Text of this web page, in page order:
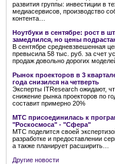
развития группы: инвестиции в
медиасервисов, производство
контента…
Ноутбуки в сентябре: рост в
замедлился, но цены
В сентябре средневзвешенная
превысила 58 тыс. руб. за счет
продаж довольно дорогих
Рынок проекторов в 3
года снизился на четверть
Эксперты ITResearch ожидают,
снижение рынка проекторов по
составит примерно 20%
МТС присоединилась к
"Роскосмоса" - "Сфера"
МТС поделится своей
разработке и предоставлении
а также планирует расширить…
Другие новости